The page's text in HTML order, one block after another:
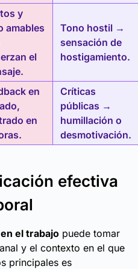
y
amables
el
Tono hostil →
sensación de
hostigamiento.
en
en
Críticas
públicas →
humillación o
desmotivación.
efectiva
el trabajo puede tomar
y el contexto en el que
principales es